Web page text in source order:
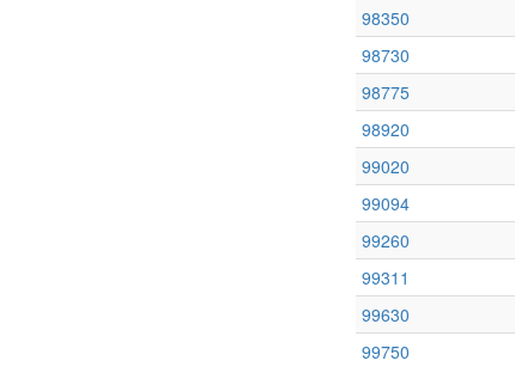
98350
98730
98775
98920
99020
99094
99260
99311
99630
99750